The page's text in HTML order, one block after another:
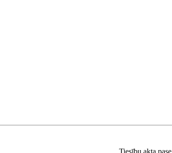
Tiesību akta pase